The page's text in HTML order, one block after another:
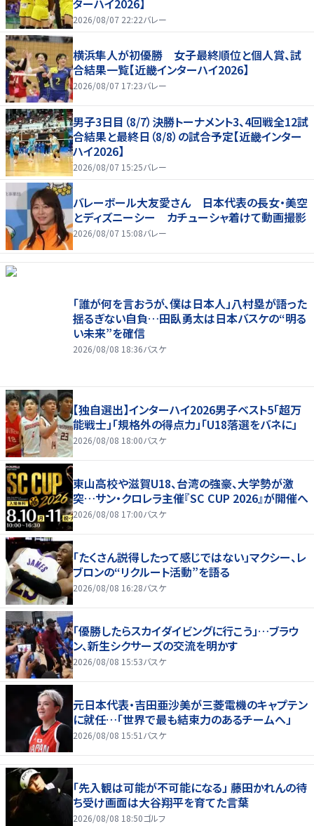
2026/08/07 22:22バレー
横浜隼人が初優勝 女子最終順位と個人賞、試
合結果一覧【近畿インターハイ2026】
2026/08/07 17:23バレー
男子3日目（8/7）決勝トーナメント3、4回戦全12試
合結果と最終日（8/8）の試合予定【近畿インター
ハイ2026】
2026/08/07 15:25バレー
バレーボール大友愛さん 日本代表の長女・美空
とディズニーシー カチューシャ着けて動画撮影
2026/08/07 15:08バレー
「誰が何を言おうが、僕は日本人」八村塁が語った
揺るぎない自負…田臥勇太は日本バスケの“明る
い未来”を確信
2026/08/08 18:36バスケ
【独自選出】インターハイ2026男子ベスト5「超万
能戦士」「規格外の得点力」「U18落選をバネに」
2026/08/08 18:00バスケ
東山高校や滋賀U18、台湾の強豪、大学勢が激
突…サン・クロレラ主催『SC CUP 2026』が開催へ
2026/08/08 17:00バスケ
「たくさん説得したって感じではない」マクシー、レ
ブロンの“リクルート活動”を語る
2026/08/08 16:28バスケ
「優勝したらスカイダイビングに行こう」…ブラウ
ン、新生シクサーズの交流を明かす
2026/08/08 15:53バスケ
元日本代表・吉田亜沙美が三菱電機のキャプテン
に就任…「世界で最も結束力のあるチームへ」
2026/08/08 15:51 バスケ
「先入観は可能が不可能になる」 藤田かれんの待
ち受け画面は大谷翔平を育てた言葉
2026/08/08 18:50ゴルフ